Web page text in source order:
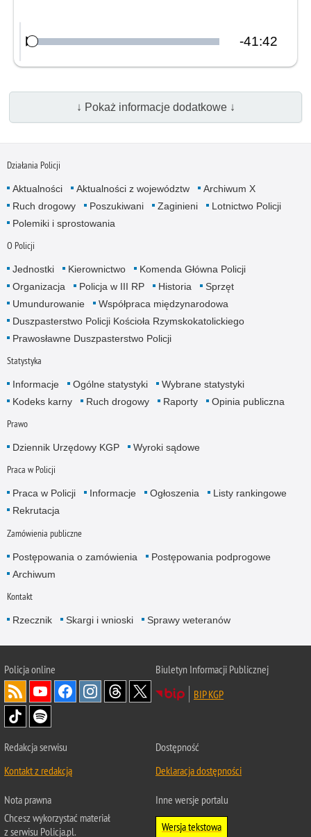
Odtwórz
Załadowany:
Pozostały
-41:42
↓ Pokaż informacje dodatkowe ↓
Działania Policji
Aktualności Aktualności z województw
Archiwum X
Ruch drogowy
Poszukiwani Zaginieni
Lotnictwo Policji
Polemiki i sprostowania
O Policji
Jednostki Kierownictwo
Komenda Główna Policji
Organizacja
Policja w III RP Historia
Sprzęt
Umundurowanie
Współpraca międzynarodowa
Duszpasterstwo Policji Kościoła Rzymskokatolickiego
Prawosławne Duszpasterstwo Policji
Statystyka
Informacje Ogólne statystyki
Wybrane statystyki
Kodeks karny
Ruch drogowy Raporty Opinia publiczna
Prawo
Dziennik Urzędowy KGP Wyroki sądowe
Praca w Policji
Praca w Policji Informacje Ogłoszenia
Listy rankingowe
Rekrutacja
Zamówienia publiczne
Postępowania o zamówienia
Postępowania podprogowe
Archiwum
Kontakt
Rzecznik Skargi i wnioski Sprawy weteranów
Policjaonline
Biuletyn Informacji Publicznej
BIP KGP
Redakcja serwisu
Kontakt z redakcją
Dostępność
Deklaracja dostępności
Nota prawna
Chcesz wykorzystać materiał
z serwisu Policja.pl.
Inne wersje portalu
Wersja tekstowa